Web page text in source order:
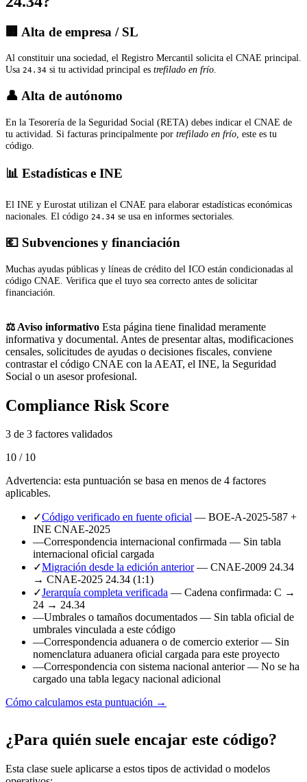
🏢 Alta de empresa / SL
Al constituir una sociedad, el Registro Mercantil solicita el CNAE principal.
Usa 24.34 si tu actividad principal es trefilado en frío.
👤 Alta de autónomo
En la Tesorería de la Seguridad Social (RETA) debes indicar el CNAE de
tu actividad. Si facturas principalmente por trefilado en frío , este es tu
código.
📊 Estadísticas e INE
El INE y Eurostat utilizan el CNAE para elaborar estadísticas económicas
nacionales. El código 24.34 se usa en informes sectoriales.
💶 Subvenciones y financiación
Muchas ayudas públicas y líneas de crédito del ICO están condicionadas al
código CNAE. Verifica que el tuyo sea correcto antes de solicitar
financiación.
⚖️ Aviso informativo Esta página tiene finalidad meramente
informativa y documental. Antes de presentar altas, modificaciones
censales, solicitudes de ayudas o decisiones fiscales, conviene
contrastar el código CNAE con la AEAT, el INE, la Seguridad
Social o un asesor profesional.
Compliance Risk Score
3 de 3 factores validados
10 / 10
Advertencia: esta puntuación se basa en menos de 4 factores
aplicables.
✓Código verificado en fuente oficial — BOE-A-2025-587 +
INE CNAE-2025
—Correspondencia internacional confirmada — Sin tabla
internacional oficial cargada
✓Migración desde la edición anterior — CNAE-2009 24.34
→ CNAE-2025 24.34 (1:1)
✓Jerarquía completa verificada — Cadena confirmada: C →
24 → 24.34
—Umbrales o tamaños documentados — Sin tabla oficial de
umbrales vinculada a este código
—Correspondencia aduanera o de comercio exterior— Sin
nomenclatura aduanera oficial cargada para este proyecto
—Correspondencia con sistema nacional anterior— No se ha
cargado una tabla legacy nacional adicional
Cómo calculamos esta puntuación →
¿Para quién suele encajar este código?
Esta clase suele aplicarse a estos tipos de actividad o modelos